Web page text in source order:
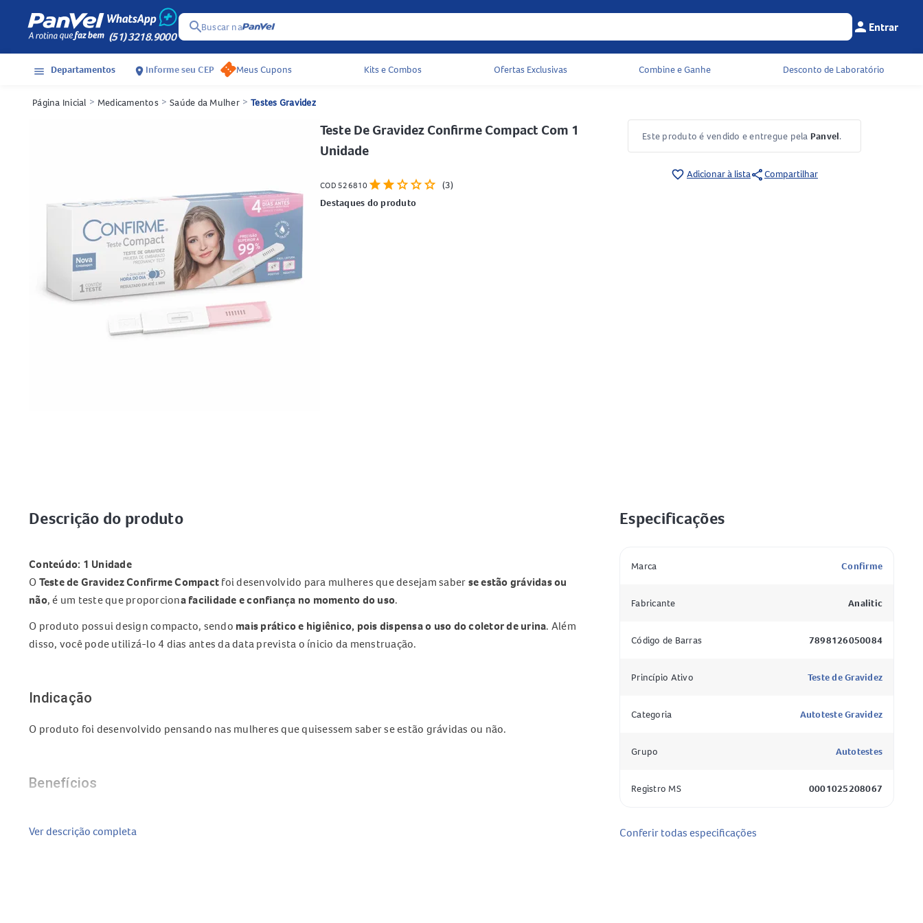
(51) 3218.9000
searchBuscar na Menu do
person Entrar
Acessos rápidos do cabeçalho
menu Departamentos location_on Informe seu CEP Meus Cupons Kits e Combos Ofertas Exclusivas Combine e Ganhe Desconto de Laboratório
Página Inicial > Medicamentos > Saúde da Mulher > Testes Gravidez
Teste De Gravidez Confirme Compact Com 1
Unidade
COD 526810 starstarstarstarstar (3)
Destaques do produto
Este produto é vendido e entregue pela Panvel.
favorite_border Adicionar à listashareCompartilhar
Descrição do produto
Conteúdo: 1 Unidade
O Teste de Gravidez Confirme Compact foi desenvolvido para mulheres que desejam saber se estão grávidas ou
não, é um teste que proporciona facilidade e confiança no momento do uso.
O produto possui design compacto, sendo mais prático e higiênico, pois dispensa o uso do coletor de urina. Além
disso, você pode utilizá-lo 4 dias antes da data prevista o ínicio da menstruação.
Indicação
O produto foi desenvolvido pensando nas mulheres que quisessem saber se estão grávidas ou não.
Benefícios
Tem alta precisão;
Ver descrição completa
Especificações
Marca Confirme
Fabricante Analitic
Código de Barras 7898126050084
Princípio Ativo Teste de Gravidez
Categoria Autoteste Gravidez
Grupo Autotestes
Registro MS 0001025208067
Conferir todas especificações